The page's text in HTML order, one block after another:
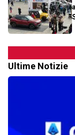
Ultime Notizie